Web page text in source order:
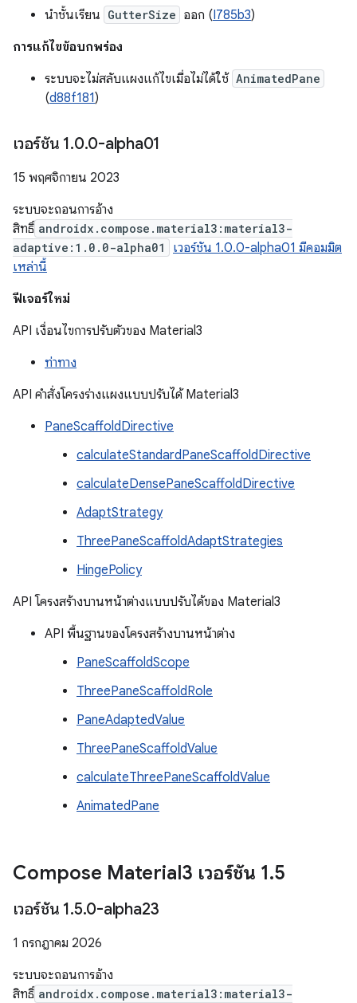
นำชั้นเรียน GutterSize ออก (I785b3)
การแก้ไขข้อบกพร่อง
ระบบจะไม่สลับแผงแก้ไขเมื่อไม่ได้ใช้ AnimatedPane
(d88f181)
เวอร์ชัน 1.0.0-alpha01
15 พฤศจิกายน 2023
ระบบจะถอนการอ้าง
สิทธิ์ androidx.compose.material3:material3-
adaptive:1.0.0-alpha01
เวอร์ชัน 1.0.0-alpha01 มีคอมมิต
เหล่านี้
ฟีเจอร์ใหม่
API เงื่อนไขการปรับตัวของ Material3
ท่าทาง
API คำสั่งโครงร่างแผงแบบปรับได้ Material3
PaneScaffoldDirective
calculateStandardPaneScaffoldDirective
calculateDensePaneScaffoldDirective
AdaptStrategy
ThreePaneScaffoldAdaptStrategies
HingePolicy
API โครงสร้างบานหน้าต่างแบบปรับได้ของ Material3
API พื้นฐานของโครงสร้างบานหน้าต่าง
PaneScaffoldScope
ThreePaneScaffoldRole
PaneAdaptedValue
ThreePaneScaffoldValue
calculateThreePaneScaffoldValue
AnimatedPane
Compose Material3 เวอร์ชัน 1.5
เวอร์ชัน 1.5.0-alpha23
1 กรกฎาคม 2026
ระบบจะถอนการอ้าง
สิทธิ์ androidx.compose.material3:material3-